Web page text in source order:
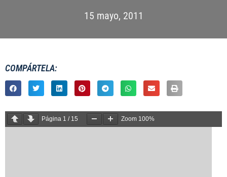
15 mayo, 2011
COMPÁRTELA:
Página 1 / 15 Zoom 100%